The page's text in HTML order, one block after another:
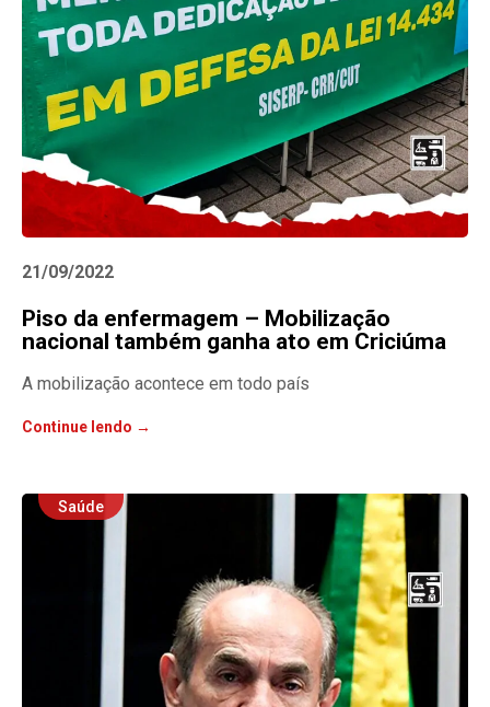
21/09/2022
Piso da enfermagem – Mobilização
nacional também ganha ato em Criciúma
A mobilização acontece em todo país
Continue lendo →
Saúde